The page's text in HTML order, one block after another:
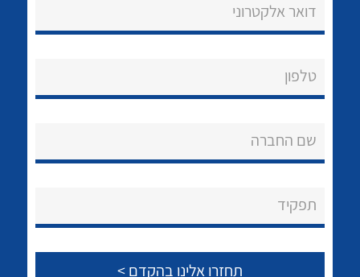
הצוות שלנו
שירותי תמיכה
לכל מוצרי היצרן לכל מוצרי היצרן
דואר אלקטרוני
טלפון
שם החברה
תפקיד